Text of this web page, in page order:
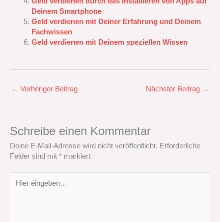
Deinem Smartphone
Geld verdienen mit Deiner Erfahrung und Deinem
Fachwissen
Geld verdienen mit Deinem speziellen Wissen
← Vorheriger Beitrag Nächster Beitrag →
Schreibe einen Kommentar
Deine E-Mail-Adresse wird nicht veröffentlicht. Erforderliche
Felder sind mit * markiert
eingeben…